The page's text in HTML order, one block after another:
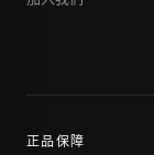
正品保障